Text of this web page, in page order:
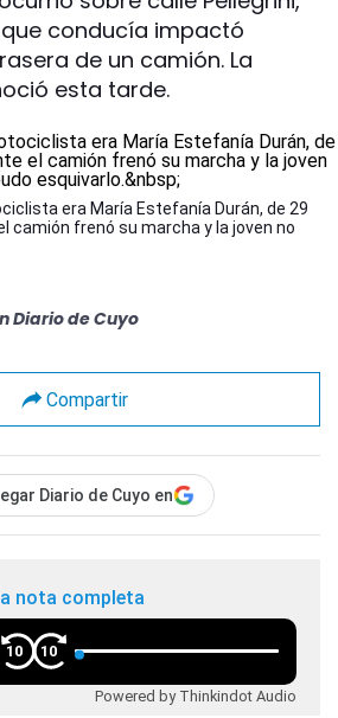
conducía impactó
de un camión. La
esta tarde.
era María Estefanía Durán, de 29
camión frenó su marcha y la joven no
Diario de Cuyo
Compartir
Diario de Cuyo en
nota completa
10 10
Powered by Thinkindot Audio